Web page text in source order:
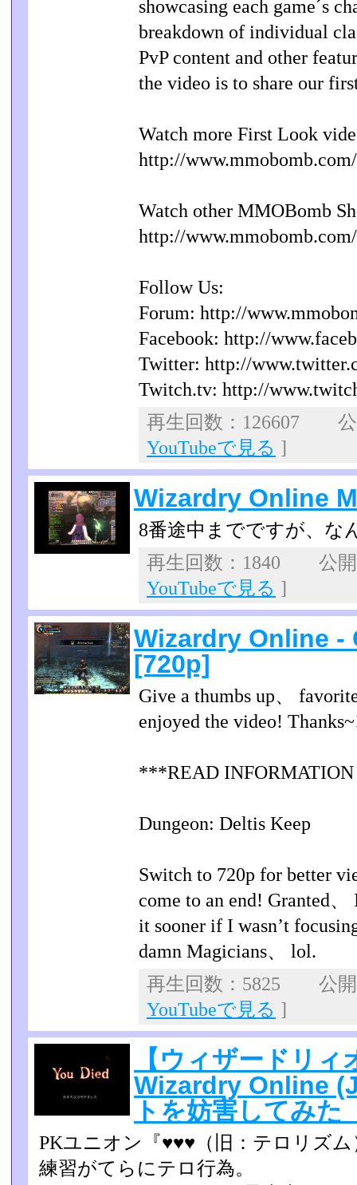
showcasing each game´s
breakdown of individual
PvP content and other
the video is to share our
Watch more First Look
http://
Watch other MMOBomb
http://
Follow Us:
Forum: http://
Facebook: http://
Twitter: http://
Twitch.tv: http://
再生回数：126607
YouTubeで見る ]
Wizardry Online
8番途中までですが、な
再生回数：1840 公
YouTubeで見る ]
Wizardry Online -
[720p]
Give a thumbs up、
enjoyed the video!
***READ
Dungeon: Deltis Keep
Switch to 720p for better
come to an end! Granted
it sooner if I wasn’t
damn Magicians、 lol.
再生回数：5825 公
YouTubeで見る ]
【ウィザードリ
Wizardry Online
トを妨害してみた
PKユニオン『♥♥♥（旧：テロリズ
練習がてらにテロ行為。